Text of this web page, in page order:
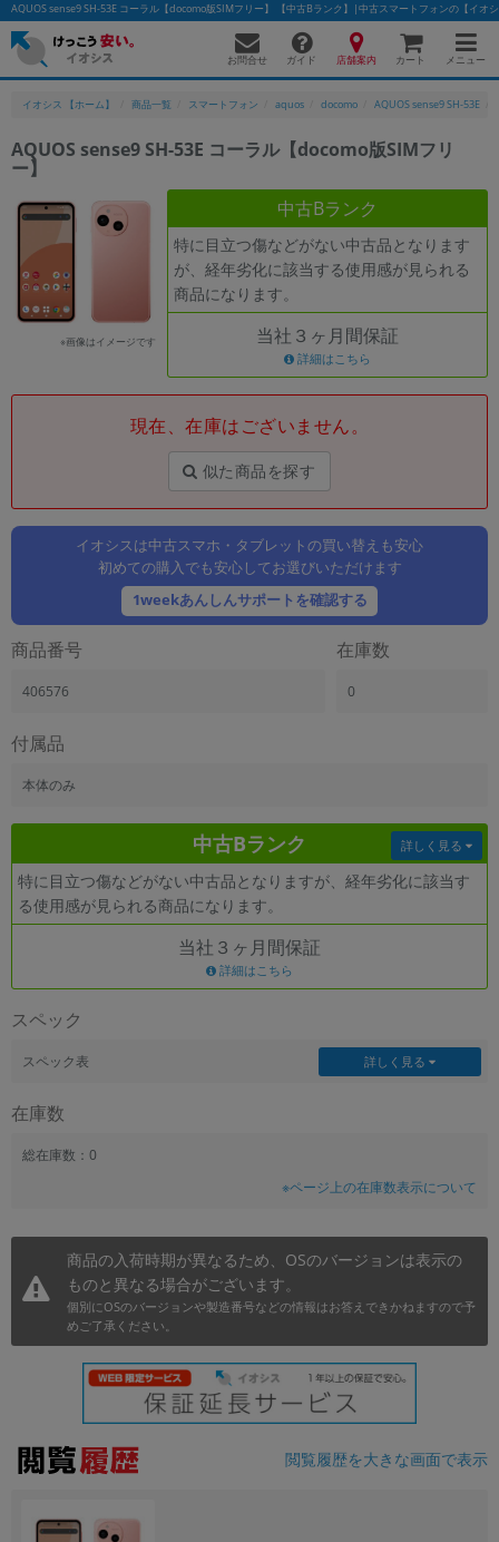
AQUOS sense9 SH-53E コーラル【docomo版SIMフリー】 【中古Bランク】|中古スマートフォンの【イオ
お問合せ ガイド 店舗案内 カート メニュー
イオシス 【ホーム】 商品一覧 スマートフォン aquos docomo AQUOS sense9 SH-53E
AQUOS sense9 SH-53E コーラル【docomo版SIMフリ
ー】
※画像はイメージです
中古Bランク
特に目立つ傷などがない中古品となります
が、経年劣化に該当する使用感が見られる
商品になります。
当社３ヶ月間保証
詳細はこちら
現在、在庫はございません。
似た商品を探す
イオシスは中古スマホ・タブレットの買い替えも安心
初めての購入でも安心してお選びいただけます
1weekあんしんサポートを確認する
商品番号
406576
在庫数
0
付属品
本体のみ
中古Bランク
特に目立つ傷などがない中古品となりますが、経年劣化に該当す
る使用感が見られる商品になります。
詳しく見る
当社３ヶ月間保証
詳細はこちら
スペック
スペック表 詳しく見る
在庫数
総在庫数：0
※ページ上の在庫数表示について
商品の入荷時期が異なるため、OSのバージョンは表示の
ものと異なる場合がございます。
個別にOSのバージョンや製造番号などの情報はお答えできかねますので予
めご了承ください。
閲覧履歴を大きな画面で表示
フリーワード
除外ワード
人気の検索ワード： Let's note
「スマートフォン」「タブレット」など
メーカー
製造、販売メーカーの絞り込み
機能・特徴
商品の搭載機能による絞り込み
商品状態の絞り込み
CPUの絞り込み
OS
メモリ
円 ～ 円
各項目のチェックボックスは「or検索」となります。